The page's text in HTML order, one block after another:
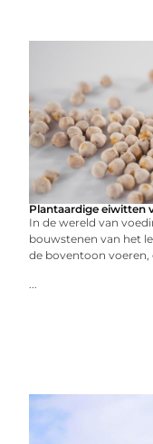
Plantaardige eiwitten
In de wereld van
bouwstenen van het
de boventoon
...